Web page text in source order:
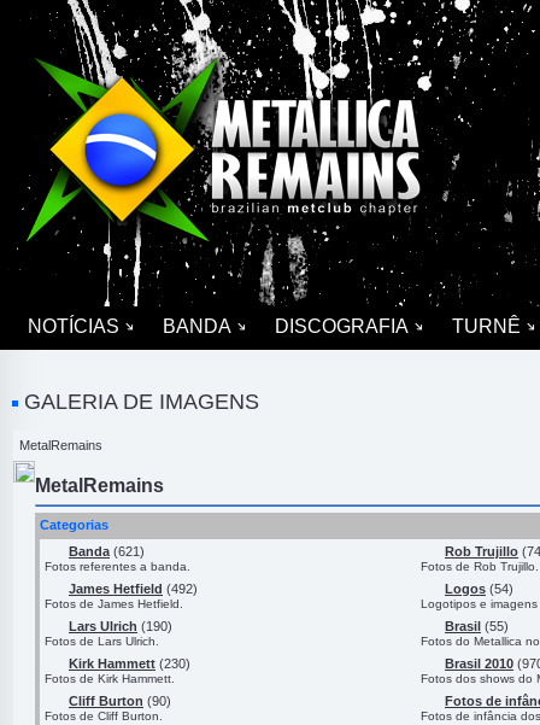
NOTÍCIAS BANDA DISCOGRAFIA TURNÊ
GALERIA DE IMAGENS
MetalRemains
MetalRemains
Categorias
Banda (621)
Fotos referentes a banda.
James Hetfield (492)
Fotos de James Hetfield.
Lars Ulrich (190)
Fotos de Lars Ulrich.
Kirk Hammett (230)
Fotos de Kirk Hammett.
Cliff Burton (90)
Fotos de Cliff Burton.
Rob Trujillo
Fotos de Rob Trujillo.
Logos (54)
Logotipos e
Brasil (55)
Fotos do Metallica
Brasil 2010
Fotos dos shows do
Fotos de
Fotos de infância